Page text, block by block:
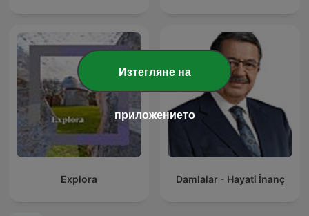
Explora Damlalar - Hayati İnanç
Изтегляне на
приложението